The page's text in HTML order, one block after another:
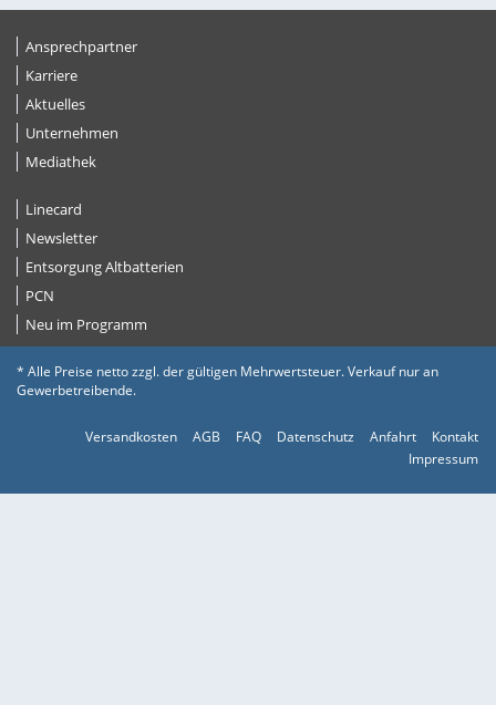
Ansprechpartner
Karriere
Aktuelles
Unternehmen
Mediathek
Linecard
Newsletter
Entsorgung Altbatterien
PCN
Neu im Programm
* Alle Preise netto zzgl. der gültigen Mehrwertsteuer. Verkauf nur an
Gewerbetreibende.
Versandkosten AGB FAQ Datenschutz Anfahrt
Kontakt
Impressum